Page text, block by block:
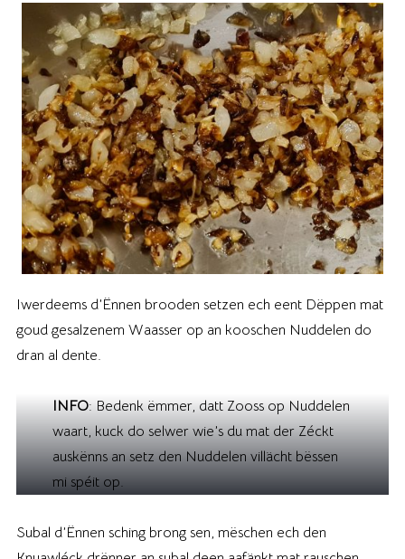
Iwerdeems d’Ënnen brooden setzen ech eent Dëppen mat
goud gesalzenem Waasser op an kooschen Nuddelen do
dran al dente.
INFO: Bedenk ëmmer, datt Zooss op Nuddelen
waart, kuck do selwer wie’s du mat der Zéckt
auskënns an setz den Nuddelen villächt bëssen
mi spéit op.
Subal d’Ënnen sching brong sen, mëschen ech den